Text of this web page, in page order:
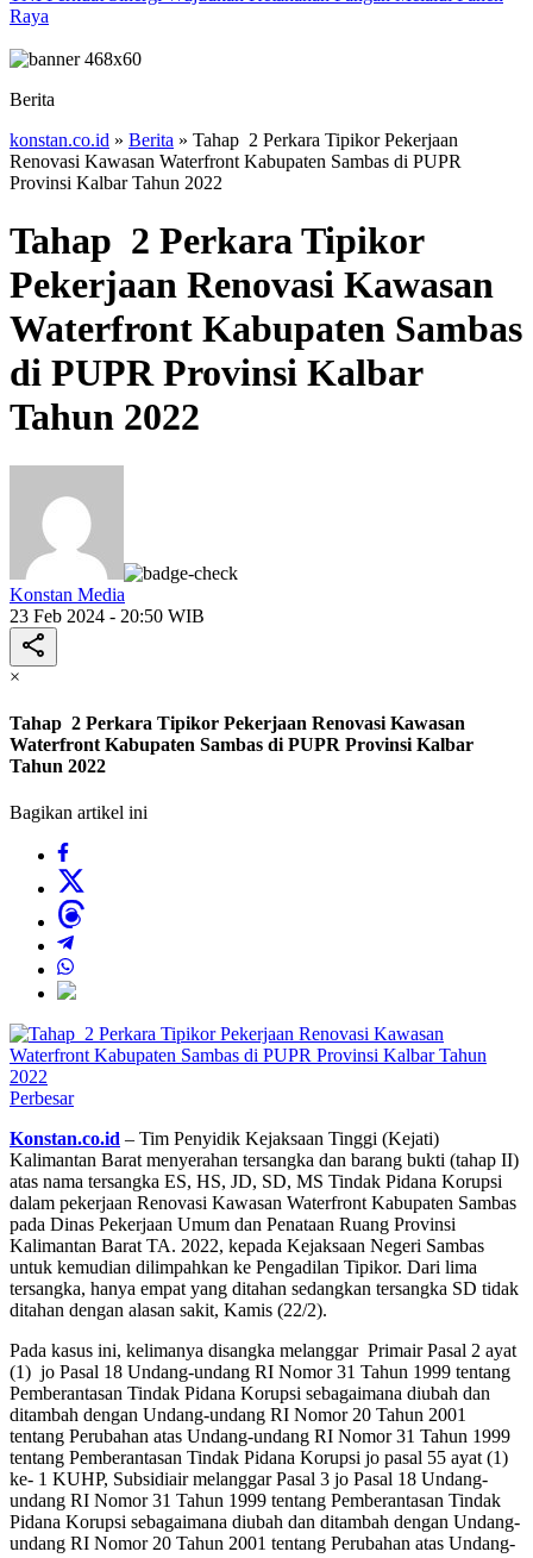
Raya
Berita
konstan.co.id » Berita » Tahap 2 Perkara Tipikor Pekerjaan
Renovasi Kawasan Waterfront Kabupaten Sambas di PUPR
Provinsi Kalbar Tahun 2022
Tahap 2 Perkara Tipikor
Pekerjaan Renovasi Kawasan
Waterfront Kabupaten Sambas
di PUPR Provinsi Kalbar
Tahun 2022
Konstan Media
23 Feb 2024 - 20:50 WIB
×
Tahap 2 Perkara Tipikor Pekerjaan Renovasi Kawasan
Waterfront Kabupaten Sambas di PUPR Provinsi Kalbar
Tahun 2022
Bagikan artikel ini
Perbesar
Konstan.co.id – Tim Penyidik Kejaksaan Tinggi (Kejati)
Kalimantan Barat menyerahan tersangka dan barang bukti (tahap II)
atas nama tersangka ES, HS, JD, SD, MS Tindak Pidana Korupsi
dalam pekerjaan Renovasi Kawasan Waterfront Kabupaten Sambas
pada Dinas Pekerjaan Umum dan Penataan Ruang Provinsi
Kalimantan Barat TA. 2022, kepada Kejaksaan Negeri Sambas
untuk kemudian dilimpahkan ke Pengadilan Tipikor. Dari lima
tersangka, hanya empat yang ditahan sedangkan tersangka SD tidak
ditahan dengan alasan sakit, Kamis (22/2).
Pada kasus ini, kelimanya disangka melanggar Primair Pasal 2 ayat
(1) jo Pasal 18 Undang-undang RI Nomor 31 Tahun 1999 tentang
Pemberantasan Tindak Pidana Korupsi sebagaimana diubah dan
ditambah dengan Undang-undang RI Nomor 20 Tahun 2001
tentang Perubahan atas Undang-undang RI Nomor 31 Tahun 1999
tentang Pemberantasan Tindak Pidana Korupsi jo pasal 55 ayat (1)
ke- 1 KUHP, Subsidiair melanggar Pasal 3 jo Pasal 18 Undang-
undang RI Nomor 31 Tahun 1999 tentang Pemberantasan Tindak
Pidana Korupsi sebagaimana diubah dan ditambah dengan Undang-
undang RI Nomor 20 Tahun 2001 tentang Perubahan atas Undang-